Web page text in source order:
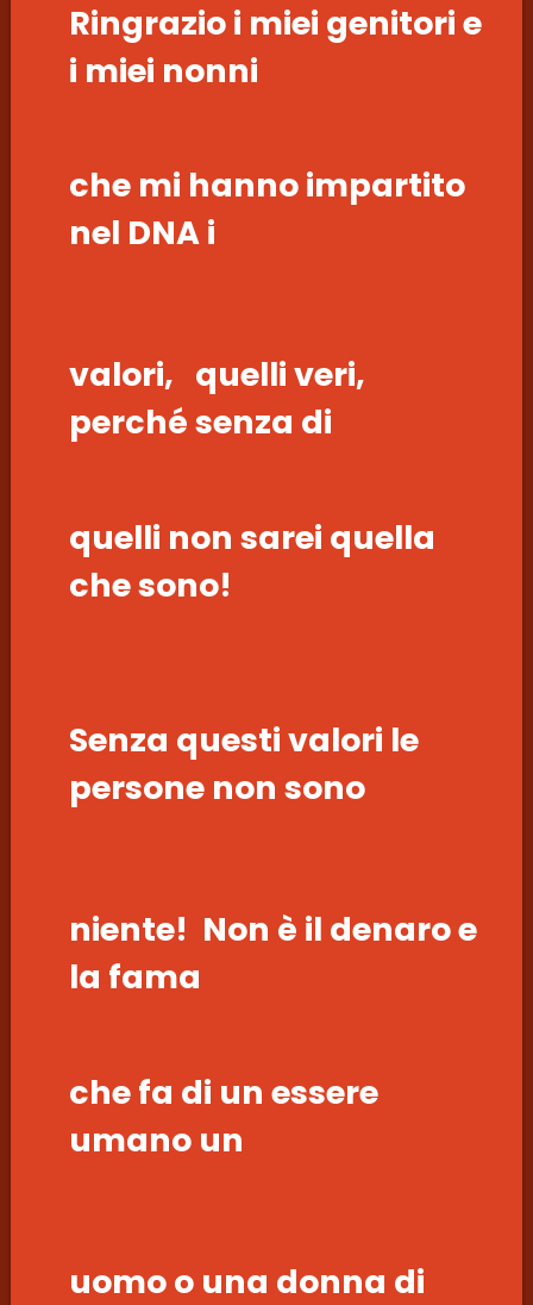
Ringrazio i miei genitori e
i miei nonni
che mi hanno impartito
nel DNA i
valori, quelli veri,
perché senza di
quelli non sarei quella
che sono!
Senza questi valori le
persone non sono
niente! Non è il denaro e
la fama
che fa di un essere
umano un
uomo o una donna di